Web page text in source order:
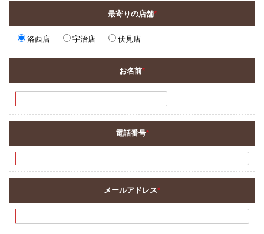
最寄りの店舗*
洛西店 宇治店 伏見店
お名前*
電話番号*
メールアドレス*